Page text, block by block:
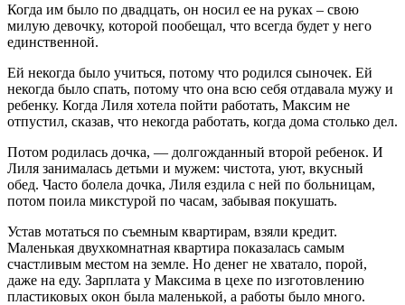
Когда им было по двадцать, он носил ее на руках – свою
милую девочку, которой пообещал, что всегда будет у него
единственной.
Ей некогда было учиться, потому что родился сыночек. Ей
некогда было спать, потому что она всю себя отдавала мужу и
ребенку. Когда Лиля хотела пойти работать, Максим не
отпустил, сказав, что некогда работать, когда дома столько дел.
Потом родилась дочка, — долгожданный второй ребенок. И
Лиля занималась детьми и мужем: чистота, уют, вкусный
обед. Часто болела дочка, Лиля ездила с ней по больницам,
потом поила микстурой по часам, забывая покушать.
Устав мотаться по съемным квартирам, взяли кредит.
Маленькая двухкомнатная квартира показалась самым
счастливым местом на земле. Но денег не хватало, порой,
даже на еду. Зарплата у Максима в цехе по изготовлению
пластиковых окон была маленькой, а работы было много.